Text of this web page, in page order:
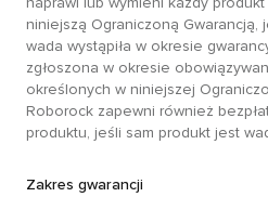
niniejszą Ograniczoną
wada wystąpiła w okresie
zgłoszona w okresie
określonych w niniejszej
Roborock zapewni również
produktu, jeśli sam produkt jest
Zakres gwarancji